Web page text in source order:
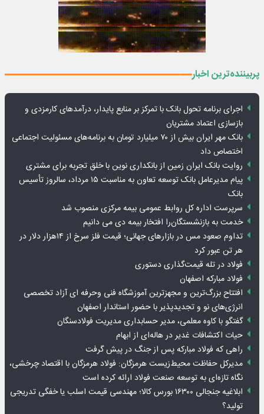
پربیننده‌ترین اخبار
اجرای برنامه تحول بانک با تمرکز بر منابع پایدار، درآمدهای کارمزدی و
بازسازی اعتماد مشتریان
بانک مهر ایران بیش از ۷۰ میلیارد تومان به برنامه‌های مسئولیت اجتماعی
اختصاص داد
روایت بانک ایران زمین از بانکداری نوین با خلق تجربه برای مشتری
پیام مدیرعامل بانک توسعه تعاون به مناسبت ۱۵ مرداد، سالروز تأسیس
بانک
سرپرست اداره کل روابط عمومی بیمه مرکزی منصوب شد
خدمت به بازنشستگان‌را افتخار بیمه دی می دانیم
تداوم صعود مس در بازارهای جهانی؛ قیمت فلز سرخ از ۱۴هزار دلار در
هر تن عبور کرد
فولاد در تله قیمت‌گذاری دستوری
فولاد مبارکه اصفهان
افتتاح بزرگ‌ترین و مجهزترین آموزشگاه فنی وحرفه ای آزاد تخصصی
انرژی‌های نو و تجدیدپذیر با حضور استاندار اصفهان
گفتگو با کاوه معلمی، مدیر حسابداری مدیریت فولادسنگان
حیات اکتشافات غدیر در هاله‌ای از ابهام
راهی که فولاد مبارکه پس از جنگ در پیش گرفت
مدیرکل حفاظت محیط‌زیست هرمزگان: فولاد هرمزگان با اقتصاد چرخشی،
نگاه تازه‌ای به توسعه صنعت فولاد ارائه کرده است
ابلاغیه جنجالی ۱۶۳۰۰ بورس کالا؛ مهندسی قیمت اسلب یا خفگی تدریجی
تولید؟